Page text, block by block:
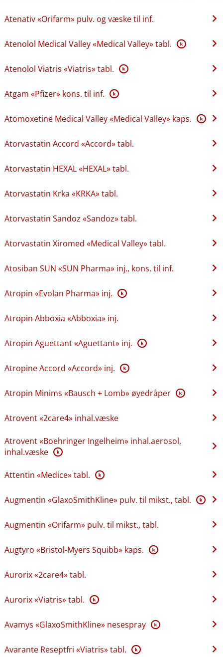
Atenativ «Orifarm» pulv. og væske til inf.
Atenolol Medical Valley «Medical Valley» tabl. K
Atenolol Viatris «Viatris» tabl. K
Atgam «Pfizer» kons. til inf. K
Atomoxetine Medical Valley «Medical Valley» kaps. K
Atorvastatin Accord «Accord» tabl.
Atorvastatin HEXAL «HEXAL» tabl.
Atorvastatin Krka «KRKA» tabl.
Atorvastatin Sandoz «Sandoz» tabl.
Atorvastatin Xiromed «Medical Valley» tabl.
Atosiban SUN «SUN Pharma» inj., kons. til inf.
Atropin «Evolan Pharma» inj. K
Atropin Abboxia «Abboxia» inj.
Atropin Aguettant «Aguettant» inj. K
Atropine Accord «Accord» inj. K
Atropin Minims «Bausch + Lomb» øyedråper K
Atrovent «2care4» inhal.væske
Atrovent «Boehringer Ingelheim» inhal.aerosol,
inhal.væske K
Attentin «Medice» tabl. K
Augmentin «GlaxoSmithKline» pulv. til mikst., tabl. K
Augmentin «Orifarm» pulv. til mikst., tabl.
Augtyro «Bristol-Myers Squibb» kaps. K
Aurorix «2care4» tabl.
Aurorix «Viatris» tabl. K
Avamys «GlaxoSmithKline» nesespray K
Avarante Reseptfri «Viatris» tabl. K